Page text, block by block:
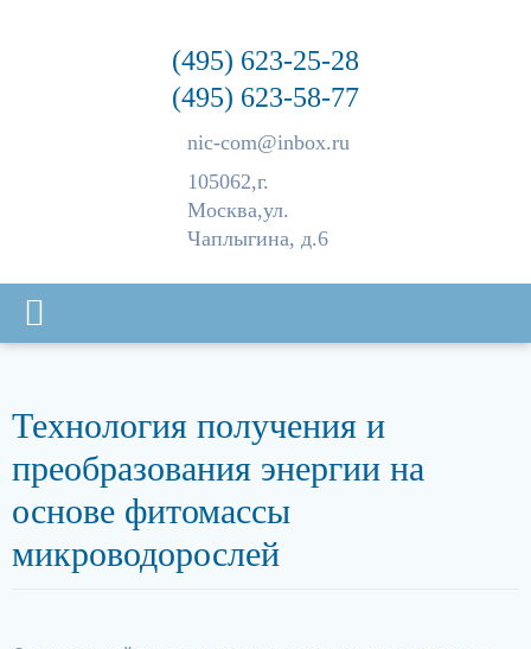
(495) 623-25-28
(495) 623-58-77
nic-com@inbox.ru
105062,г.
Москва,ул.
Чаплыгина, д.6
Технология получения и
преобразования энергии на
основе фитомассы
микроводорослей